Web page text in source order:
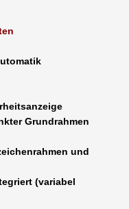
Grundrahmen
und
(variabel